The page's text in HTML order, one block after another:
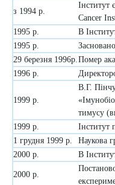
з 1994 р.
Інститут
Cancer
1995 р.
В
1995 р.
29 березня 1996р.Помер
1996 р.
1999 р.
В.Г.
тимусу
1999 р.
Інститут
1 грудня 1999 р.
Наукова
2000 р.
В
2000 р.